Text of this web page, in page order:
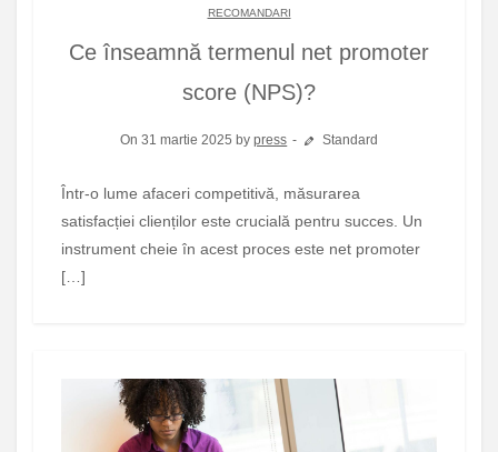
RECOMANDARI
Ce înseamnă termenul net promoter
score (NPS)?
On 31 martie 2025 bypress Standard
Într-o lume afaceri competitivă, măsurarea
satisfacției clienților este crucială pentru succes. Un
instrument cheie în acest proces este net promoter
[…]